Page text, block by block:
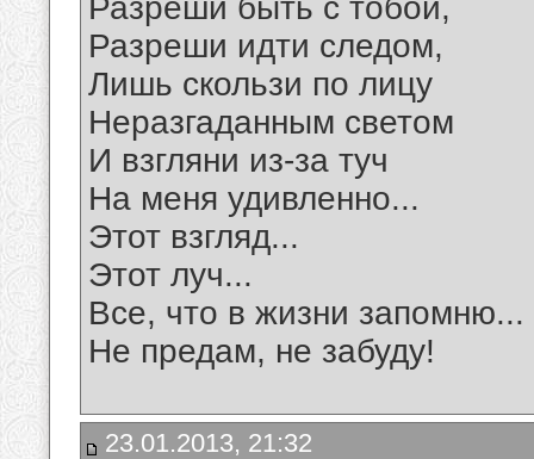
Разреши быть с тобой,
Разреши идти следом,
Лишь скользи по лицу
Неразгаданным светом
И взгляни из-за туч
На меня удивленно...
Этот взгляд...
Этот луч...
Все, что в жизни запомню...
Не предам, не забуду!
23.01.2013, 21:32